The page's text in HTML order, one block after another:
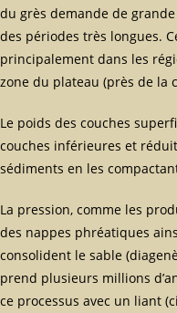
du grès demande de
des périodes très longues.
principalement dans les
zone du plateau (près de la
Le poids des couches
couches inférieures et
sédiments en les
La pression, comme les
des nappes phréatiques
consolident le sable
prend plusieurs millions
ce processus avec un liant